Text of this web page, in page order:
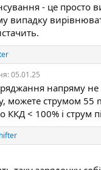
- це просто
випадку
05.01.25
напряму
можете струмом
< 100% і струм